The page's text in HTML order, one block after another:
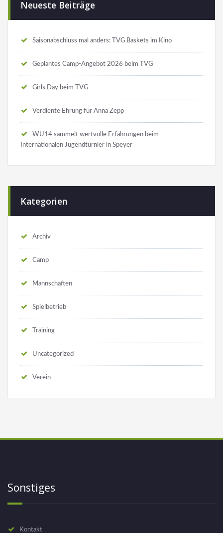
Neueste Beiträge
Saisonabschluss mal anders: TVG Baskets im Kino
Geplantes Camp-Angebot 2026 beim TVG
Girls Day beim TVG
Verdiente Ehrung für Anna Zepp
WU14 sammelt wertvolle Erfahrungen beim
Internationalen Jugendturnier in Speyer
Kategorien
Archiv
Camp
Mannschaften
Spielbetrieb
Training
Uncategorized
Verein
Sonstiges
Kontakt